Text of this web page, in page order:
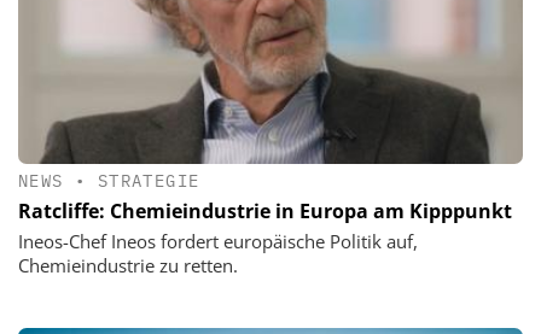
NEWS • STRATEGIE
Ratcliffe: Chemieindustrie in Europa am Kipppunkt
Ineos-Chef Ineos fordert europäische Politik auf,
Chemieindustrie zu retten.